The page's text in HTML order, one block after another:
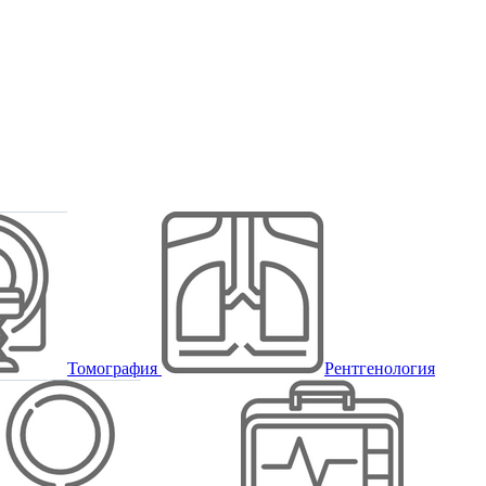
Томография Рентгенология